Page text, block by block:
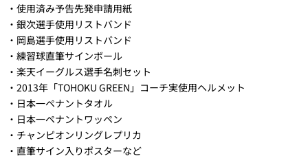
・使用済み予告先発申請用紙
・銀次選手使用リストバンド
・岡島選手使用リストバンド
・練習球直筆サインボール
・楽天イーグルス選手名刺セット
・2013年「TOHOKU GREEN」コーチ実使用ヘルメット
・日本一ペナントタオル
・日本一ペナントワッペン
・チャンピオンリングレプリカ
・直筆サイン入りポスターなど